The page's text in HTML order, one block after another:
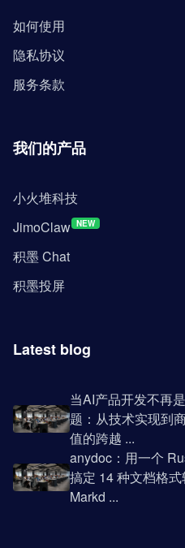
如何使用
隐私协议
服务条款
我们的产品
小火堆科技
JimoClaw NEW
积墨 Chat
积墨投屏
Latest blog
当AI产品开发不再
题：从技术实现到
值的跨越 ...
anydoc：用一个
搞定 14 种文档格
Markd ...